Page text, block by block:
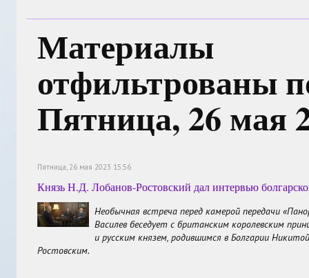
Материалы
отфильтрованы
Пятница, 26 мая
Пятница, 26 мая 2023 15:56
Князь Н.Д. Лобанов-Ростовский дал интервью
Необычная встреча перед камерой передачи
Василев беседует с британским королевским
и русским князем, родившимся в Болгарии
Ростовским.